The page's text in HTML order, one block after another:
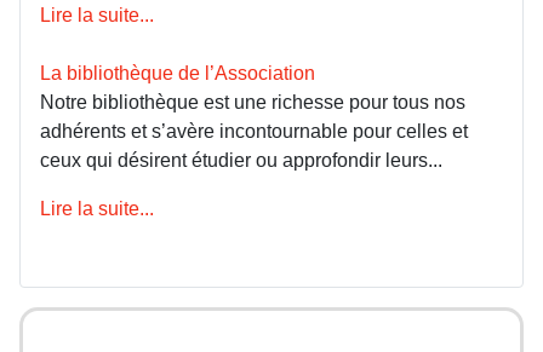
Lire la suite...
La bibliothèque de l’Association
Notre bibliothèque est une richesse pour tous nos
adhérents et s’avère incontournable pour celles et
ceux qui désirent étudier ou approfondir leurs...
Lire la suite...